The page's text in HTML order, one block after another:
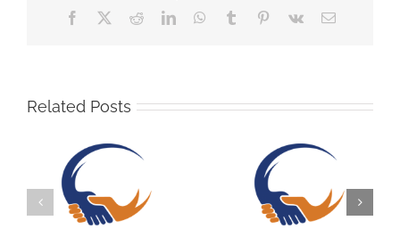
Facebook
TwitterRedditLinkedInWhatsApp
Tumblr Pinterest
Vk Email
Related Posts
Tender ref. broj:
BOS2404-ALFA-SER-
Konkurs za izbor
motiva inspirisanih
simbolima i